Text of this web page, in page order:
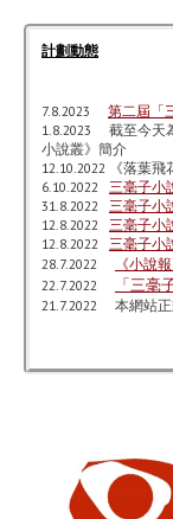
計劃動態
7.8.2023 第二屆「
1.8.2023 截至今天
小說叢》簡介
12.10.2022 《落葉
6.10.2022 三毫子小
31.8.2022 三毫子小
12.8.2022 三毫子小
12.8.2022 三毫子小
28.7.2022
《小說報
22.7.2022 「三毫
21.7.2022 本網站